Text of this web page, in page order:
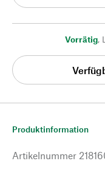
Vorrätig,
Produktinformation
Artikelnummer